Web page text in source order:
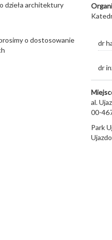
dzieła architektury
o dostosowanie
dr
dr
al.
00-
Park